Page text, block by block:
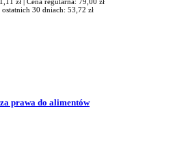
ostatnich 30 dniach: 53,72 zł
prawa do alimentów